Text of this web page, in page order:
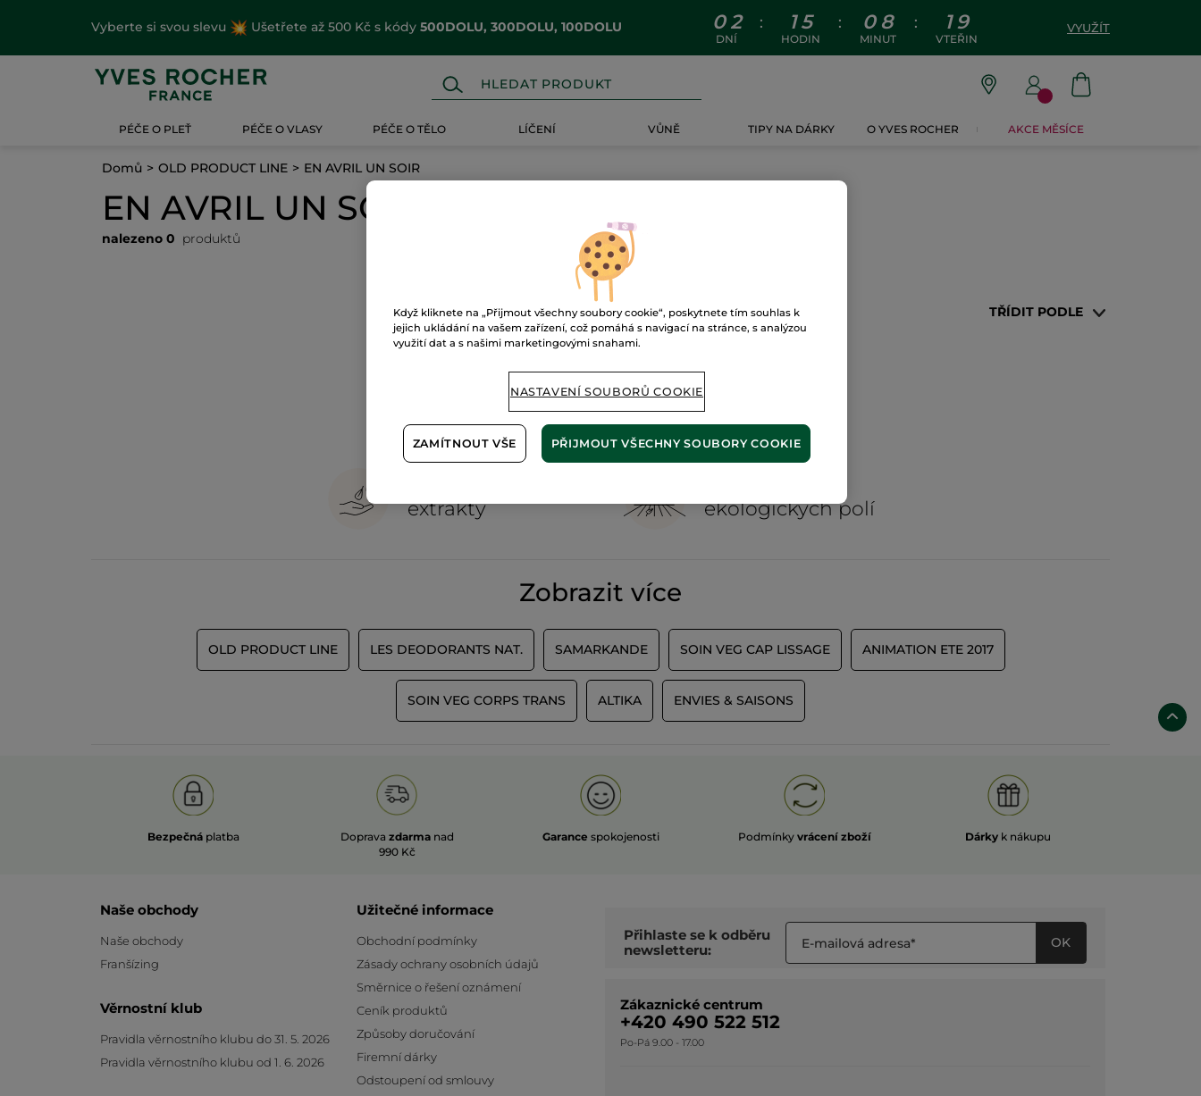
Vyberte si svou slevu Ušetřete až 500 Kč s kódy 500DOLU, 300DOLU, 100DOLU 0 2
DNÍ
: 1 5
HODIN
: 0 8
MINUT
: 1 9
VTEŘIN
VYUŽÍT
PÉČE O PLEŤ PÉČE O VLASY PÉČE O TĚLO LÍČENÍ VŮNĚ TIPY NA DÁRKY O YVES ROCHER AKCE MĚSÍCE
Domů OLD PRODUCT LINE EN AVRIL UN SOIR
EN AVRIL UN SOIR
nalezeno 0 produktů
TŘÍDIT PODLE
extrakty
ekologických polí
Zobrazit více
OLD PRODUCT LINE LES DEODORANTS NAT. SAMARKANDE SOIN VEG CAP LISSAGE ANIMATION ETE 2017
SOIN VEG CORPS TRANS ALTIKA ENVIES & SAISONS
Bezpečná platba Doprava zdarma nad
990 Kč
Garance spokojenosti Podmínky vrácení zboží Dárky k nákupu
Naše obchody
Naše obchody
Franšízing
Věrnostní klub
Pravidla věrnostního klubu do 31. 5. 2026
Pravidla věrnostního klubu od 1. 6. 2026
Užitečné informace
Obchodní podmínky
Zásady ochrany osobních údajů
Směrnice o řešení oznámení
Ceník produktů
Způsoby doručování
Firemní dárky
Odstoupení od smlouvy
Přihlaste se k odběru
newsletteru:
OK
Zákaznické centrum
+420 490 522 512
Po-Pá 9.00 - 17.00
Když kliknete na „Přijmout všechny soubory cookie“, poskytnete tím souhlas k
jejich ukládání na vašem zařízení, což pomáhá s navigací na stránce, s analýzou
využití dat a s našimi marketingovými snahami.
NASTAVENÍ SOUBORŮ COOKIE
ZAMÍTNOUT VŠE PŘIJMOUT VŠECHNY SOUBORY COOKIE